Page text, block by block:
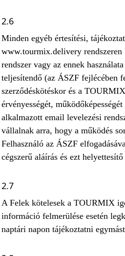
2.6
Minden egyéb értesítési,
www.tourmix.delivery
rendszer vagy az ennek
teljesítendő (az ÁSZF fejlécében
szerződéskötéskor és a
érvényességét,
alkalmazott email levelezési
vállalnak arra, hogy a működés
Felhasználó az ÁSZF
cégszerű aláírás és ezt
2.7
A Felek kötelesek a TOURMIX
információ felmerülése esetén
naptári napon tájékoztatni